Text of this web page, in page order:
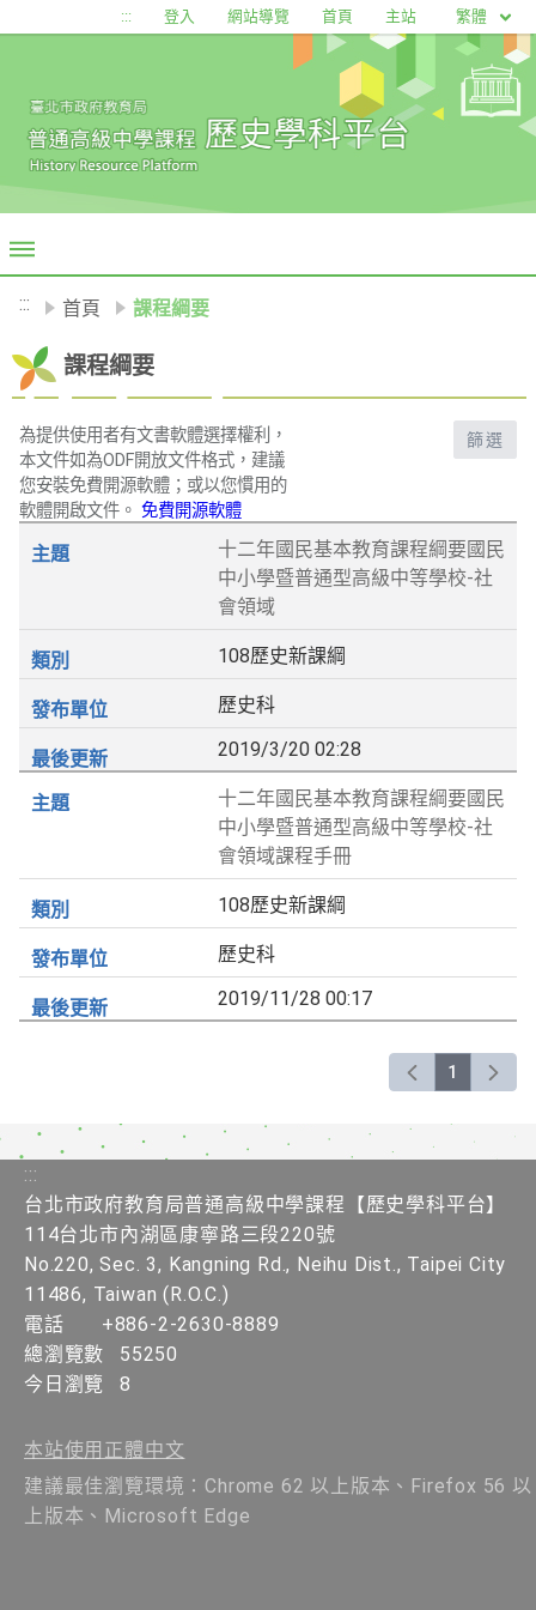
移至網頁之主要內容區位置
::: 登入 網站導覽 首頁 主站 繁體
::: 首頁 課程綱要
課程綱要
為提供使用者有文書軟體選擇權利，
本文件如為ODF開放文件格式，建議
您安裝免費開源軟體；或以您慣用的
軟體開啟文件。 免費開源軟體
篩選
十二年國民基本教育課程綱要國民
中小學暨普通型高級中等學校-社
會領域
108歷史新課綱
歷史科
2019/3/20 02:28
十二年國民基本教育課程綱要國民
中小學暨普通型高級中等學校-社
會領域課程手冊
108歷史新課綱
歷史科
2019/11/28 00:17
1
:::
台北市政府教育局普通高級中學課程【歷史學科平台】
114台北市內湖區康寧路三段220號
No.220, Sec. 3, Kangning Rd., Neihu Dist., Taipei City
11486, Taiwan (R.O.C.)
電話
+886-2-2630-8889
總瀏覽數
55250
今日瀏覽
8
本站使用正體中文
建議最佳瀏覽環境：Chrome 62 以上版本、Firefox 56 以
上版本、Microsoft Edge